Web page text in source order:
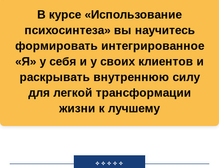
В курсе «Использование
психосинтеза» вы научитесь
формировать интегрированное
«Я» у себя и у своих клиентов и
раскрывать внутреннюю силу
для легкой трансформации
жизни к лучшему
✧✧✧✧✧